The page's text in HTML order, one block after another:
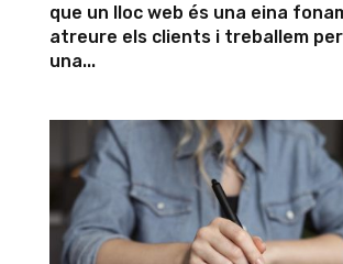
que un lloc web és una eina
atreure els clients i treballem
una...